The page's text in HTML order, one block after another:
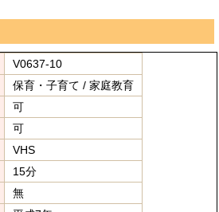
V0637-10
保育・子育て / 家庭教育
可
可
VHS
15分
無